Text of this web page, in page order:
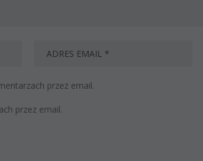
przez email.
przez email.